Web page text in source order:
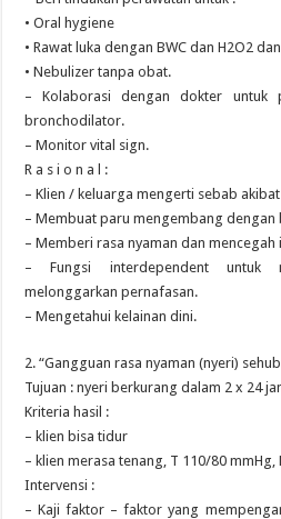
• Oral hygiene
• Rawat luka dengan BWC dan H2O2
• Nebulizer tanpa obat.
– Kolaborasi dengan dokter untuk
bronchodilator.
– Monitor vital sign.
R a s i o n a l :
– Klien / keluarga mengerti sebab
– Membuat paru mengembang dengan
– Memberi rasa nyaman dan mencegah
– Fungsi interdependent untuk
melonggarkan pernafasan.
– Mengetahui kelainan dini.
2. “Gangguan rasa nyaman (nyeri)
Tujuan : nyeri berkurang dalam 2 x 24
Kriteria hasil :
– klien bisa tidur
– klien merasa tenang, T 110/80 mmHg,
Intervensi :
– Kaji faktor – faktor yang